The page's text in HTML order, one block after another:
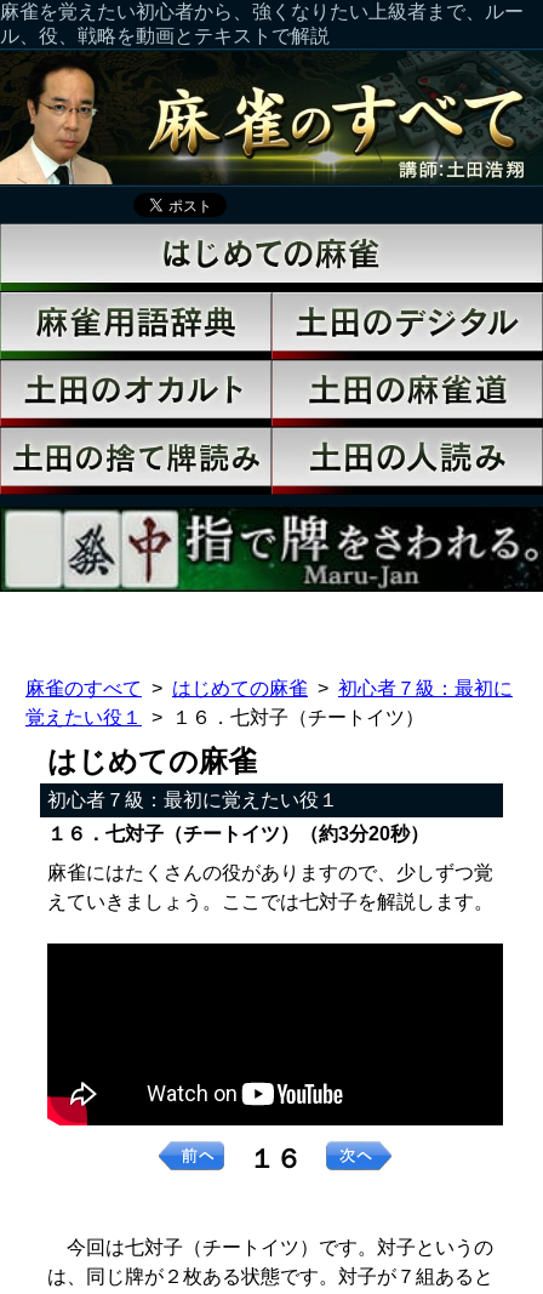
麻雀を覚えたい初心者から、強くなりたい上級者まで、ルー
ル、役、戦略を動画とテキストで解説
麻雀のすべて はじめての麻雀
初心者７級：最初に
覚えたい役１
１６．七対子（チートイツ）
はじめての麻雀
初心者７級：最初に覚えたい役１
１６．七対子（チートイツ）（約3分20秒）
麻雀にはたくさんの役がありますので、少しずつ覚
えていきましょう。ここでは七対子を解説します。
１６
今回は七対子（チートイツ）です。対子というの
は、同じ牌が２枚ある状態です。対子が７組あると